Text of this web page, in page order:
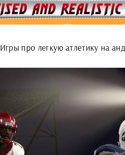
Игры про легкую атлетику на